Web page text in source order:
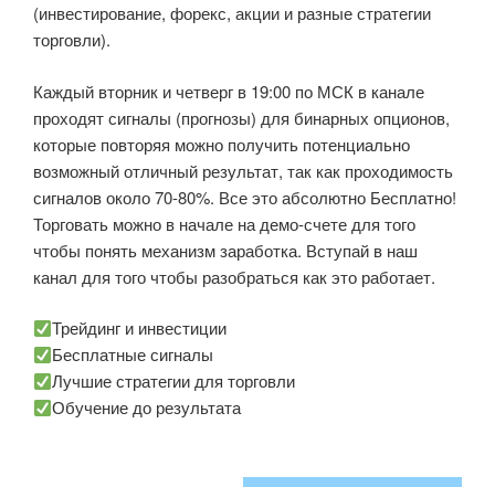
(инвестирование, форекс, акции и разные стратегии
торговли).
Каждый вторник и четверг в 19:00 по МСК в канале
проходят сигналы (прогнозы) для бинарных опционов,
которые повторяя можно получить потенциально
возможный отличный результат, так как проходимость
сигналов около 70-80%. Все это абсолютно Бесплатно!
Торговать можно в начале на демо-счете для того
чтобы понять механизм заработка. Вступай в наш
канал для того чтобы разобраться как это работает.
Трейдинг и инвестиции
Бесплатные сигналы
Лучшие стратегии для торговли
Обучение до результата